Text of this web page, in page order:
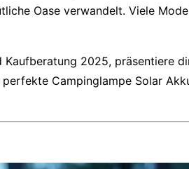
Oase verwandelt. Viele
Kaufberatung 2025, präsentiere
perfekte Campinglampe Solar